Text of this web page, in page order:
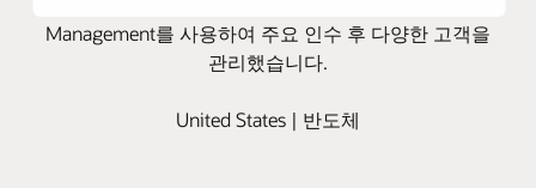
Management를 사용하여 주요 인수 후 다양한 고객을
관리했습니다.
United States | 반도체